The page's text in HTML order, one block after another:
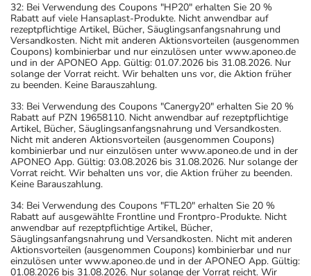
32: Bei Verwendung des Coupons "HP20" erhalten Sie 20 %
Rabatt auf viele Hansaplast-Produkte. Nicht anwendbar auf
rezeptpflichtige Artikel, Bücher, Säuglingsanfangsnahrung und
Versandkosten. Nicht mit anderen Aktionsvorteilen (ausgenommen
Coupons) kombinierbar und nur einzulösen unter www.aponeo.de
und in der APONEO App. Gültig: 01.07.2026 bis 31.08.2026. Nur
solange der Vorrat reicht. Wir behalten uns vor, die Aktion früher
zu beenden. Keine Barauszahlung.
33: Bei Verwendung des Coupons "Canergy20" erhalten Sie 20 %
Rabatt auf PZN 19658110. Nicht anwendbar auf rezeptpflichtige
Artikel, Bücher, Säuglingsanfangsnahrung und Versandkosten.
Nicht mit anderen Aktionsvorteilen (ausgenommen Coupons)
kombinierbar und nur einzulösen unter www.aponeo.de und in der
APONEO App. Gültig: 03.08.2026 bis 31.08.2026. Nur solange der
Vorrat reicht. Wir behalten uns vor, die Aktion früher zu beenden.
Keine Barauszahlung.
34: Bei Verwendung des Coupons "FTL20" erhalten Sie 20 %
Rabatt auf ausgewählte Frontline und Frontpro-Produkte. Nicht
anwendbar auf rezeptpflichtige Artikel, Bücher,
Säuglingsanfangsnahrung und Versandkosten. Nicht mit anderen
Aktionsvorteilen (ausgenommen Coupons) kombinierbar und nur
einzulösen unter www.aponeo.de und in der APONEO App. Gültig:
01.08.2026 bis 31.08.2026. Nur solange der Vorrat reicht. Wir